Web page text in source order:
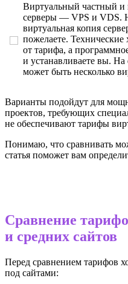
Виртуальный частный
серверы — VPS и VDS.
виртуальная копия
пожелаете. Технические
от тарифа, а
и устанавливаете вы.
может быть несколько
Варианты подойдут для
проектов, требующих
не обеспечивают тарифы
Понимаю, что сравнивать
статья поможет вам
Сравнение
и средних сайтов
Перед сравнением тарифов
под сайтами: